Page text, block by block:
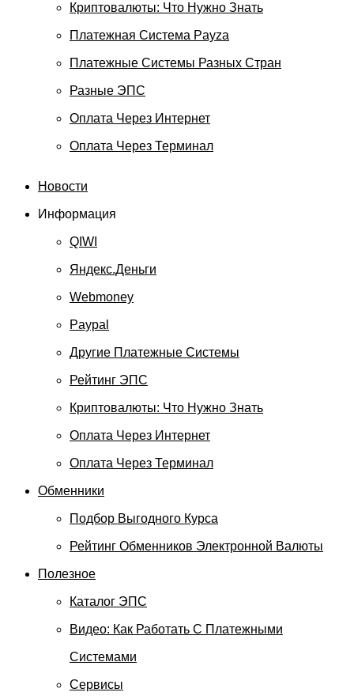
Криптовалюты: Что Нужно Знать
Платежная Система Payza
Платежные Системы Разных Стран
Разные ЭПС
Оплата Через Интернет
Оплата Через Терминал
Новости
Информация
QIWI
Яндекс.Деньги
Webmoney
Paypal
Другие Платежные Системы
Рейтинг ЭПС
Криптовалюты: Что Нужно Знать
Оплата Через Интернет
Оплата Через Терминал
Обменники
Подбор Выгодного Курса
Рейтинг Обменников Электронной Валюты
Полезное
Каталог ЭПС
Видео: Как Работать С Платежными
Системами
Сервисы